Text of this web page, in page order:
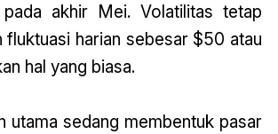
akhir Mei. Volatilitas tetap
fluktuasi harian sebesar $50 atau
hal yang biasa.
utama sedang membentuk pasar